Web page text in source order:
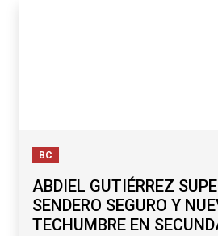
BC
ABDIEL GUTIÉRREZ
SENDERO SEGURO Y
TECHUMBRE EN